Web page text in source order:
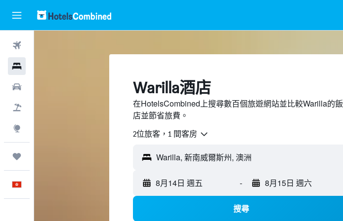
Warilla酒店
在HotelsCombined上搜尋數百個旅遊網站並比較Warilla的飯
店並節省旅費。
2位旅客，1 間客房
8月14日 週五 - 8月15日 週六
搜尋